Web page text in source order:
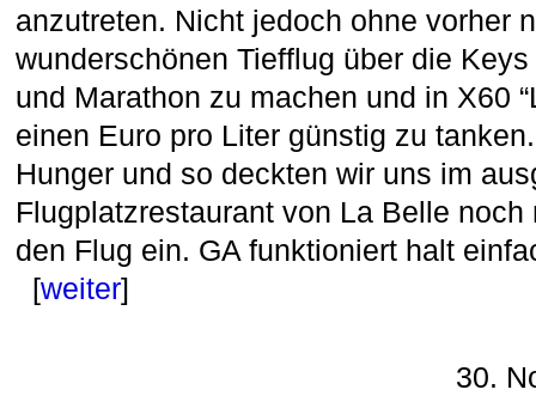
anzutreten. Nicht jedoch ohne vorher
wunderschönen Tiefflug über die
und Marathon zu machen und in X60
einen Euro pro Liter günstig zu
Hunger und so deckten wir uns im
Flugplatzrestaurant von La Belle
den Flug ein. GA funktioniert halt
[weiter]
30.